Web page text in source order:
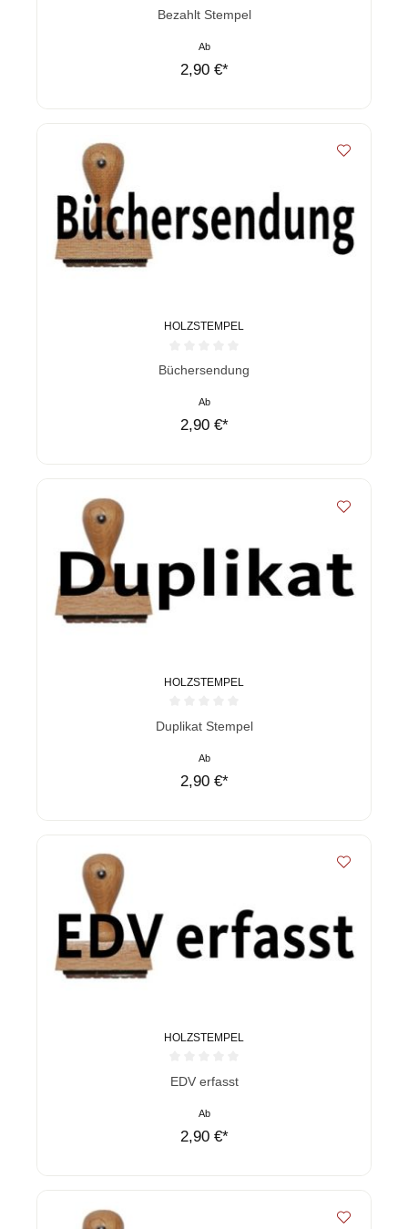
Durchschnittliche Bewertung von 0 von 5 Sternen
Bezahlt Stempel
Ab
2,90 €*
HOLZSTEMPEL
Durchschnittliche Bewertung von 0 von 5 Sternen
Büchersendung
Ab
2,90 €*
HOLZSTEMPEL
Durchschnittliche Bewertung von 0 von 5 Sternen
Duplikat Stempel
Ab
2,90 €*
HOLZSTEMPEL
Durchschnittliche Bewertung von 0 von 5 Sternen
EDV erfasst
Ab
2,90 €*